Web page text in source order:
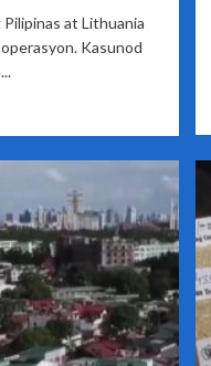
at Lithuania
Kasunod